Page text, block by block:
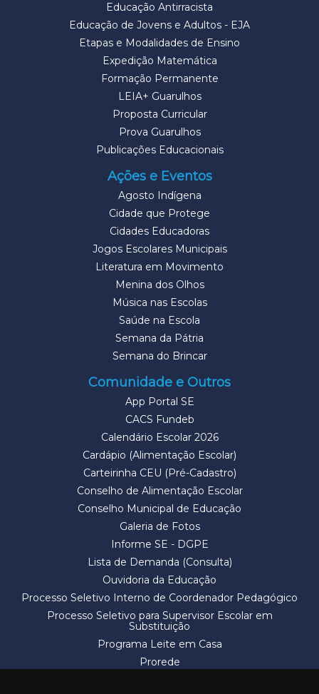
Educação Antirracista
Educação de Jovens e Adultos - EJA
Etapas e Modalidades de Ensino
Expedição Matemática
Formação Permanente
LEIA+ Guarulhos
Proposta Curricular
Prova Guarulhos
Publicações Educacionais
Ações e Eventos
Agosto Indígena
Cidade que Protege
Cidades Educadoras
Jogos Escolares Municipais
Literatura em Movimento
Menina dos Olhos
Música nas Escolas
Saúde na Escola
Semana da Pátria
Semana do Brincar
Comunidade e Outros
App Portal SE
CACS Fundeb
Calendário Escolar 2026
Cardápio (Alimentação Escolar)
Carteirinha CEU (Pré-Cadastro)
Conselho de Alimentação Escolar
Conselho Municipal de Educação
Galeria de Fotos
Informe SE - DGPE
Lista de Demanda (Consulta)
Ouvidoria da Educação
Processo Seletivo Interno de Coordenador Pedagógico
Processo Seletivo para Supervisor Escolar em
Substituição
Programa Leite em Casa
Prorede